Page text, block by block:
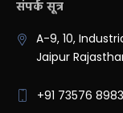
संपर्क सूत्र
A-9, 10,
Jaipur
+91 73576